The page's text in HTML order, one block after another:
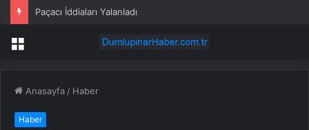
Paçacı İddiaları Yalanladı
Menü
Anasayfa / Haber
Haber